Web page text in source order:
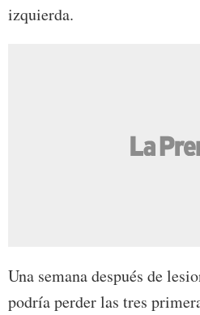
izquierda.
Una semana después de
podría perder las tres